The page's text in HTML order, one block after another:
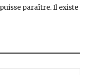
paraître. Il existe